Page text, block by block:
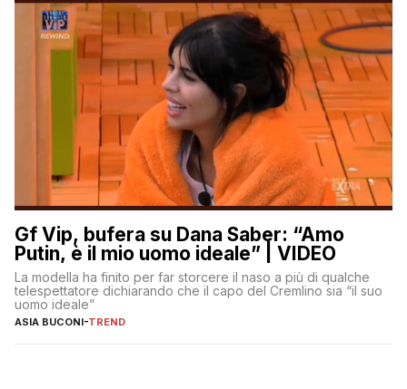
Gf Vip, bufera su Dana Saber: “Amo
Putin, è il mio uomo ideale” | VIDEO
La modella ha finito per far storcere il naso a più di qualche
telespettatore dichiarando che il capo del Cremlino sia “il suo
uomo ideale”
ASIA BUCONI-TREND